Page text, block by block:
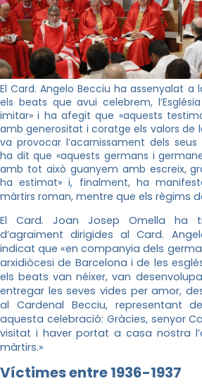
El Card. Angelo Becciu ha assenyalat a
els beats que avui celebrem,
imitar» i ha afegit que «aquests
amb generositat i coratge els valors de
va provocar l’acarnissament dels
ha dit que «aquests germans i
amb tot això guanyem amb escreix,
ha estimat» i, finalment, ha
màrtirs roman, mentre que els règims
El Card. Joan Josep Omella ha
d’agraïment dirigides al Card.
indicat que «en companyia dels
arxidiòcesi de Barcelona i de les
els beats van néixer, van
entregar les seves vides per amor,
al Cardenal Becciu, representant
aquesta celebració: Gràcies, senyor
visitat i haver portat a casa nostra
màrtirs.»
Víctimes entre 1936-1937